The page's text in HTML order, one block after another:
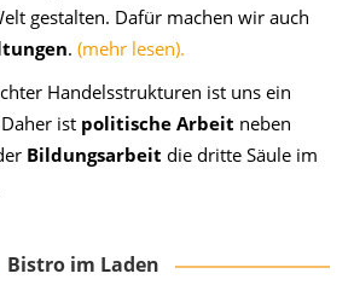
gestalten. Dafür machen wir auch
. (mehr lesen).
Handelsstrukturen ist uns ein
ist politische Arbeit neben
Bildungsarbeit die dritte Säule im
Bistro im Laden